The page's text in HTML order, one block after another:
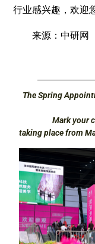
行业感兴趣，欢迎
来源：中研网
The Spring
Mark your
taking place from